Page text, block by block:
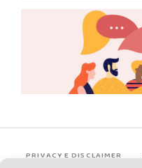
PRIVACY E DISCLAIMER